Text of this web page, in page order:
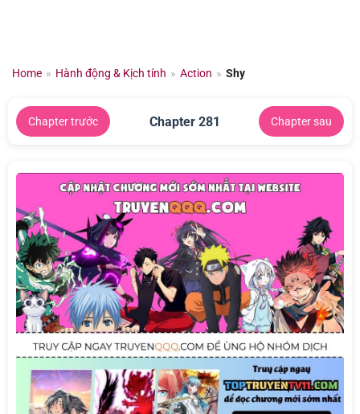
dungHome » Hành động & Kịch tính » Action » Shy
Chapter trước Chapter 281 Chapter sau